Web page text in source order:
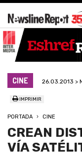
CINE 26.03.2013 >
IMPRIMIR
PORTADA CINE
CREAN
VÍA